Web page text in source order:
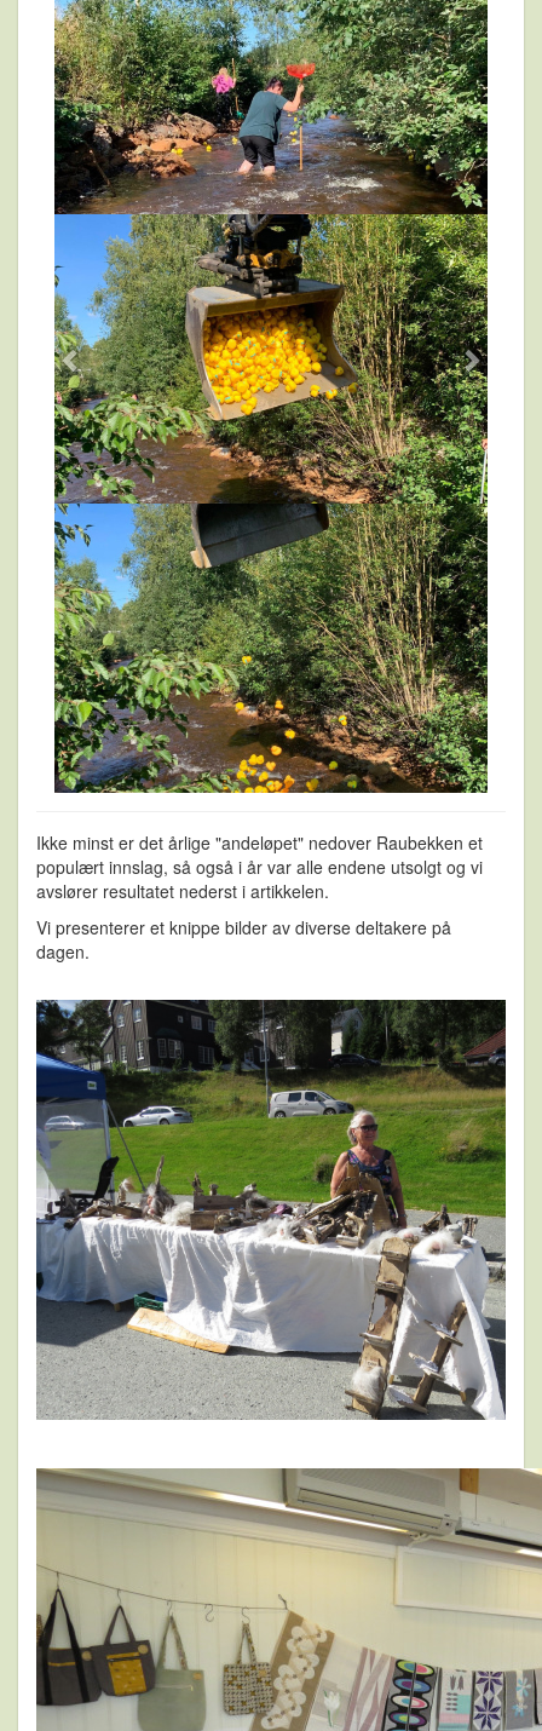
Ikke minst er det årlige "andeløpet" nedover Raubekken et
populært innslag, så også i år var alle endene utsolgt og vi
avslører resultatet nederst i artikkelen.
Vi presenterer et knippe bilder av diverse deltakere på
dagen.